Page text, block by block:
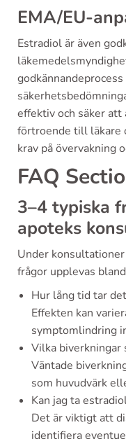
EMA/EU-
Estradiol är även
effektiv och säker att
förtroende till läkare
krav på övervakning
FAQ
3–4 typiska
apoteks
Under
frågor upplevas
Hur lång tid tar
Effekten kan
symptomlindring
Vilka biverkningar
Väntade
som huvudvärk
Kan jag ta
Det är viktigt att
identifiera